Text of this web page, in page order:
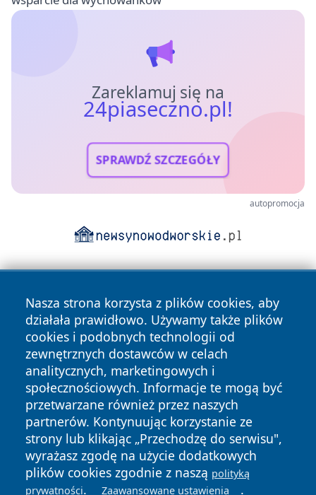
Zareklamuj się na
24piaseczno.pl!
SPRAWDŹ SZCZEGÓŁY
autopromocja
Nasza strona korzysta z plików cookies, aby
działała prawidłowo. Używamy także plików
cookies i podobnych technologii od
zewnętrznych dostawców w celach
analitycznych, marketingowych i
społecznościowych. Informacje te mogą być
przetwarzane również przez naszych
partnerów. Kontynuując korzystanie ze
strony lub klikając „Przechodzę do serwisu",
wyrażasz zgodę na użycie dodatkowych
plików cookies zgodnie z naszą polityką
prywatności. Zaawansowane ustawienia .
Copyright © 2026 24piaseczno.pl Wszystkie prawa
zastrzeżone.
News Autorzy
Polityka
Prywatności
Polityka
Cookies